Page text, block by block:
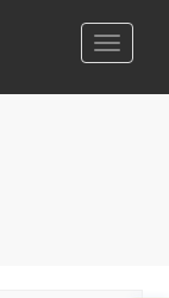
切
导